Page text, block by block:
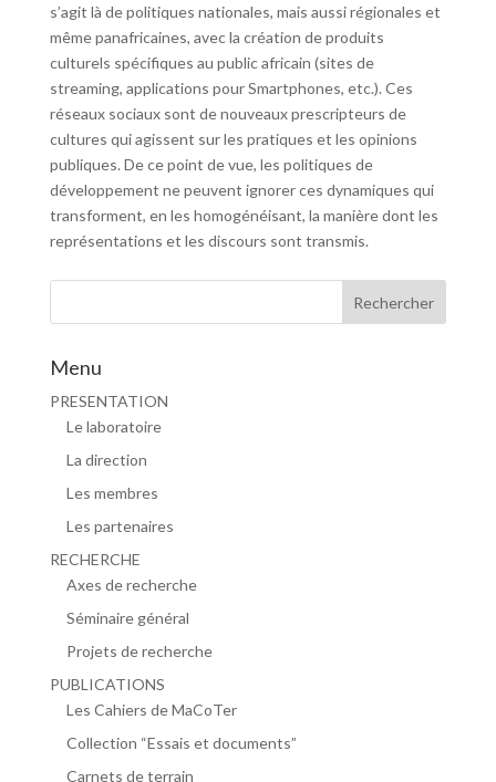
s’agit là de politiques nationales, mais aussi régionales et
même panafricaines, avec la création de produits
culturels spécifiques au public africain (sites de
streaming, applications pour Smartphones, etc.). Ces
réseaux sociaux sont de nouveaux prescripteurs de
cultures qui agissent sur les pratiques et les opinions
publiques. De ce point de vue, les politiques de
développement ne peuvent ignorer ces dynamiques qui
transforment, en les homogénéisant, la manière dont les
représentations et les discours sont transmis.
Menu
PRESENTATION
Le laboratoire
La direction
Les membres
Les partenaires
RECHERCHE
Axes de recherche
Séminaire général
Projets de recherche
PUBLICATIONS
Les Cahiers de MaCoTer
Collection “Essais et documents”
Carnets de terrain